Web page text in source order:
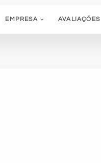
EMPRESA AVALIAÇÕES